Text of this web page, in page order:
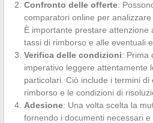
Confronto delle offerte:
comparatori online per
È importante prestare attenzione
tassi di rimborso e alle eventuali
Verifica delle condizioni: Prima
imperativo leggere attentamente
particolari. Ciò include i termini
rimborso e le condizioni di
Adesione: Una volta scelta la
fornendo i documenti necessari